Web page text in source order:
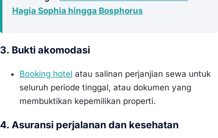
Hagia Sophia hingga Bosphorus
3. Bukti akomodasi
Booking hotel atau salinan perjanjian sewa untuk
seluruh periode tinggal, atau dokumen yang
membuktikan kepemilikan properti.
4. Asuransi perjalanan dan kesehatan